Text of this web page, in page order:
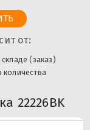
от:
(заказ)
количества
22226BK